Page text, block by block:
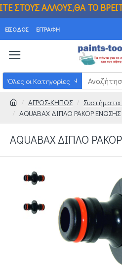
ΤΟ ΒΡΕΙΤΕ
ΕΊΣΟΔΟΣ ΕΓΓΡΑΦΉ
Όλες οι Κατηγορίες
ΑΓΡΟΣ-ΚΗΠΟΣ
Συστήματα
AQUABAX ΔΙΠΛΟ ΡΑΚΟΡ
AQUABAX ΔΙΠΛΟ